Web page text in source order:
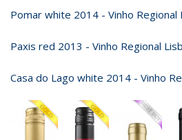
Pomar white 2014 - Vinho Regional
Paxis red 2013 - Vinho Regional
Casa do Lago white 2014 - Vinho